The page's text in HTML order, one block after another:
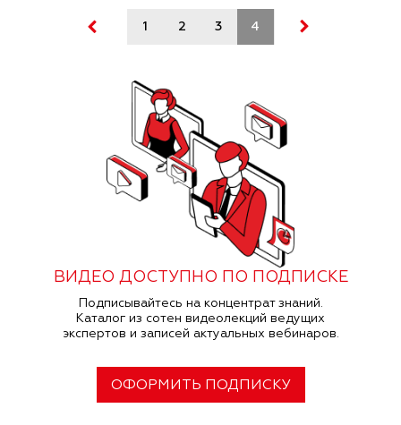
1 2 3 4
ВИДЕО ДОСТУПНО ПО ПОДПИСКЕ
Подписывайтесь на концентрат знаний.
Каталог из сотен видеолекций ведущих
экспертов и записей актуальных вебинаров.
ОФОРМИТЬ ПОДПИСКУ